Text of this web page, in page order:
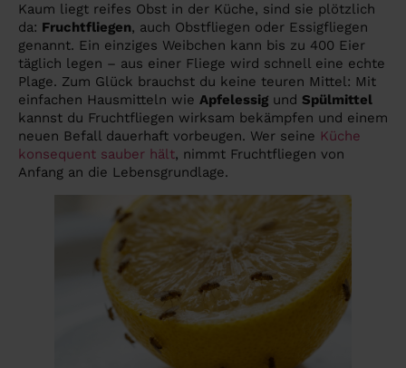
Kaum liegt reifes Obst in der Küche, sind sie plötzlich
da: Fruchtfliegen, auch Obstfliegen oder Essigfliegen
genannt. Ein einziges Weibchen kann bis zu 400 Eier
täglich legen – aus einer Fliege wird schnell eine echte
Plage. Zum Glück brauchst du keine teuren Mittel: Mit
einfachen Hausmitteln wie Apfelessig und Spülmittel
kannst du Fruchtfliegen wirksam bekämpfen und einem
neuen Befall dauerhaft vorbeugen. Wer seine Küche
konsequent sauber hält, nimmt Fruchtfliegen von
Anfang an die Lebensgrundlage.